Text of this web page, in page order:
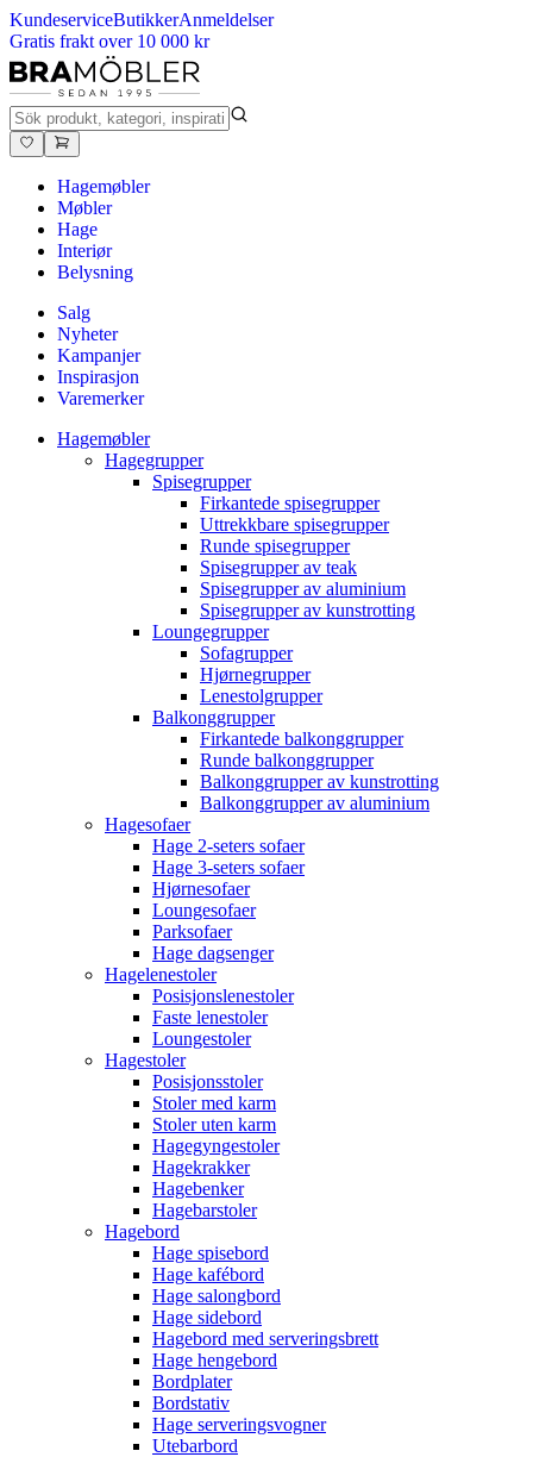
KundeserviceButikkerAnmeldelser
Gratis frakt over 10 000 kr
Hagemøbler
Møbler
Hage
Interiør
Belysning
Salg
Nyheter
Kampanjer
Inspirasjon
Varemerker
Hagemøbler
Hagegrupper
Spisegrupper
Firkantede spisegrupper
Uttrekkbare spisegrupper
Runde spisegrupper
Spisegrupper av teak
Spisegrupper av aluminium
Spisegrupper av kunstrotting
Loungegrupper
Sofagrupper
Hjørnegrupper
Lenestolgrupper
Balkonggrupper
Firkantede balkonggrupper
Runde balkonggrupper
Balkonggrupper av kunstrotting
Balkonggrupper av aluminium
Hagesofaer
Hage 2-seters sofaer
Hage 3-seters sofaer
Hjørnesofaer
Loungesofaer
Parksofaer
Hage dagsenger
Hagelenestoler
Posisjonslenestoler
Faste lenestoler
Loungestoler
Hagestoler
Posisjonsstoler
Stoler med karm
Stoler uten karm
Hagegyngestoler
Hagekrakker
Hagebenker
Hagebarstoler
Hagebord
Hage spisebord
Hage kafébord
Hage salongbord
Hage sidebord
Hagebord med serveringsbrett
Hage hengebord
Bordplater
Bordstativ
Hage serveringsvogner
Utebarbord